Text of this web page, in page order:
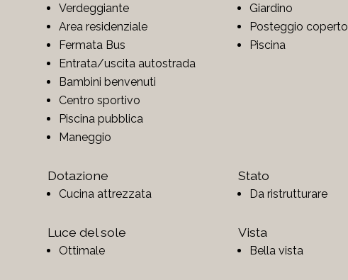
Verdeggiante
Area residenziale
Fermata Bus
Entrata/uscita autostrada
Bambini benvenuti
Centro sportivo
Piscina pubblica
Maneggio
Giardino
Posteggio coperto
Piscina
Dotazione
Cucina attrezzata
Stato
Da ristrutturare
Luce del sole
Ottimale
Vista
Bella vista